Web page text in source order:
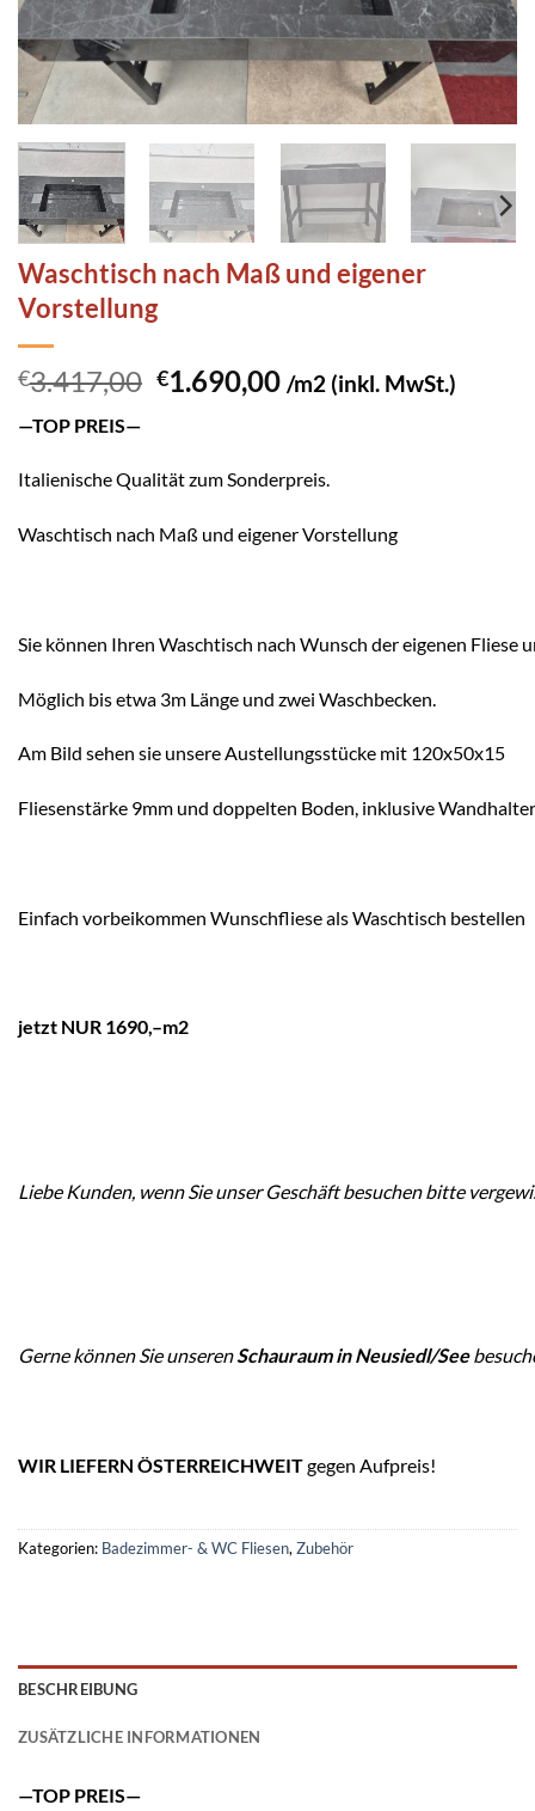
Waschtisch nach Maß und eigener
Vorstellung
€3.417,00 Ursprünglicher
€3.417,00
€1.690,00Aktueller
Preis
€1.690,00.
/m2 (inkl. MwSt.)
—TOP PREIS—
Italienische Qualität zum Sonderpreis.
Waschtisch nach Maß und eigener Vorstellung
Sie können Ihren Waschtisch nach Wunsch der eigenen Fliese
Möglich bis etwa 3m Länge und zwei Waschbecken.
Am Bild sehen sie unsere Austellungsstücke mit 120x50x15
Fliesenstärke 9mm und doppelten Boden, inklusive
Einfach vorbeikommen Wunschfliese als Waschtisch bestellen
jetzt NUR 1690,–m2
Liebe Kunden, wenn Sie unser Geschäft besuchen bitte
Gerne können Sie unserenSchauraum in Neusiedl/See
WIR LIEFERN ÖSTERREICHWEITgegen Aufpreis!
Kategorien: Badezimmer- & WC Fliesen,Zubehör
BESCHREIBUNG
ZUSÄTZLICHE INFORMATIONEN
—TOP PREIS—